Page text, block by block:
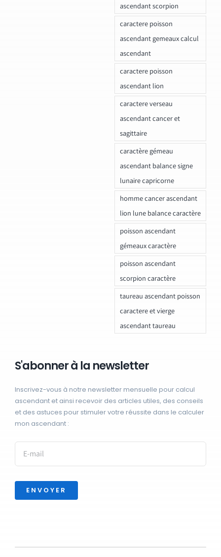
ascendant scorpion
caractere poisson
ascendant gemeaux calcul
ascendant
caractere poisson
ascendant lion
caractere verseau
ascendant cancer et
sagittaire
caractère gémeau
ascendant balance signe
lunaire capricorne
homme cancer ascendant
lion lune balance caractère
poisson ascendant
gémeaux caractère
poisson ascendant
scorpion caractère
taureau ascendant poisson
caractere et vierge
ascendant taureau
S'abonner à la newsletter
Inscrivez-vous à notre newsletter mensuelle pour calcul
ascendant et ainsi recevoir des articles utiles, des conseils
et des astuces pour stimuler votre réussite dans le calculer
mon ascendant :
ENVOYER